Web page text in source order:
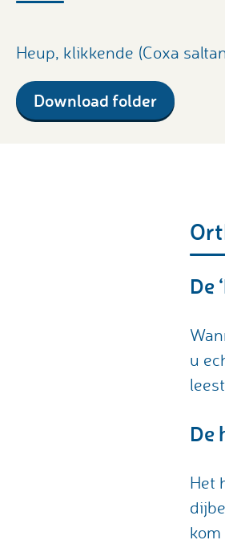
Heup, klikkende (Coxa
Download folder
De
u
De
Het